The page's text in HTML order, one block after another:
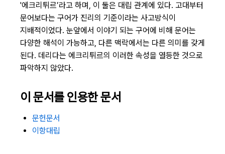
'에크리튀르’라고 하며, 이 둘은 대립 관계에 있다. 고대부터
문어보다는 구어가 진리의 기준이라는 사고방식이
지배적이었다. 눈앞에서 이야기 되는 구어에 비해 문어는
다양한 해석이 가능하고, 다른 맥락에서는 다른 의미를 갖게
된다. 데리다는 에크리튀르의 이러한 속성을 열등한 것으로
파악하지 않았다.
이 문서를 인용한 문서
문헌문서
이항대립